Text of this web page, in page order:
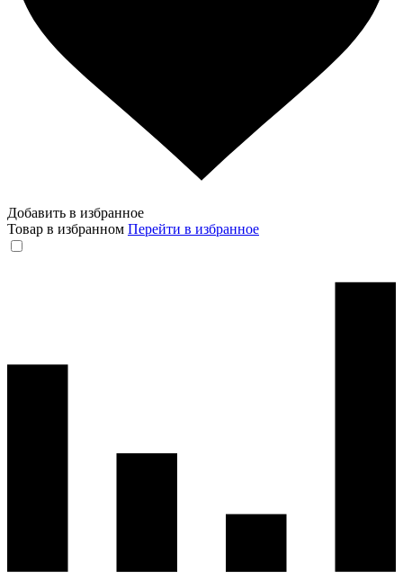
Добавить в избранное
Товар в избранном Перейти в избранное